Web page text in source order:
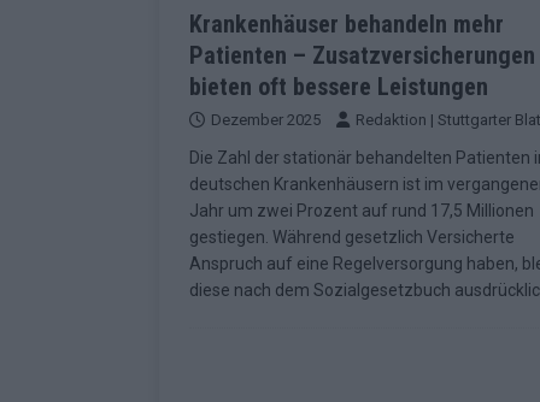
[ Mai 2026 ] Quoten vor ESC-
überrascht negativ EXTRA
[ Juni 2026 ] Neue Themenwelt,
Highlights EXTRA
[ Mai 2026 ] DARA gewinnt verdient,
Fazit zum ESC 2026 KOMMENTAR
Krankenhäuser behandeln mehr
Patienten – Zusatzversicherungen
bieten oft bessere Leistungen
Dezember 2025 Redaktion | Stuttgarter
Die Zahl der stationär behandelten Patienten
deutschen Krankenhäusern ist im
Jahr um zwei Prozent auf rund 17,5 Millionen
gestiegen. Während gesetzlich Versicherte
Anspruch auf eine Regelversorgung haben,
diese nach dem Sozialgesetzbuch